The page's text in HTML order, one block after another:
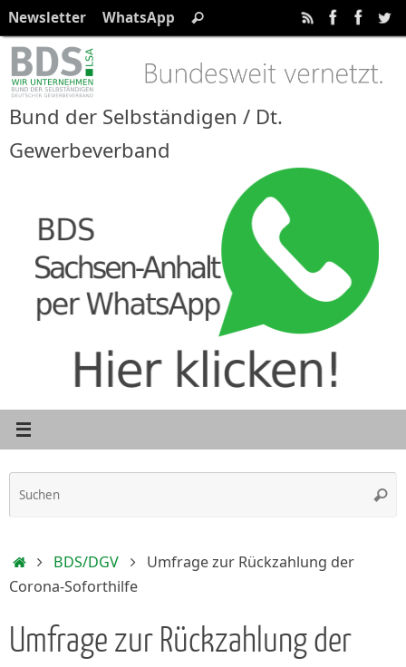
Zum
Inhalt
springen
Newsletter WhatsApp
nach:
Suchen
Bund der Selbständigen / Dt.
Gewerbeverband
StartBDS/DGV
Umfrage zur Rückzahlung der
Corona-Soforthilfe
Umfrage zur Rückzahlung der